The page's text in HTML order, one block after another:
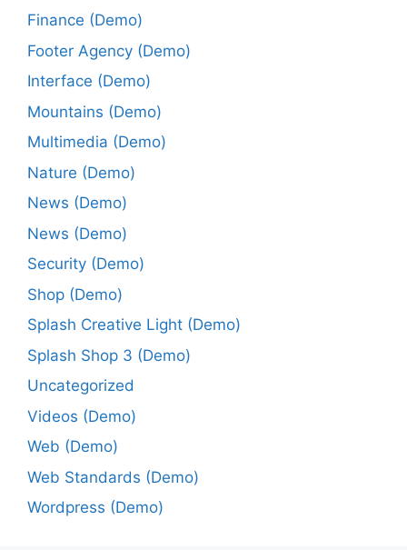
Finance (Demo)
Footer Agency (Demo)
Interface (Demo)
Mountains (Demo)
Multimedia (Demo)
Nature (Demo)
News (Demo)
News (Demo)
Security (Demo)
Shop (Demo)
Splash Creative Light (Demo)
Splash Shop 3 (Demo)
Uncategorized
Videos (Demo)
Web (Demo)
Web Standards (Demo)
Wordpress (Demo)